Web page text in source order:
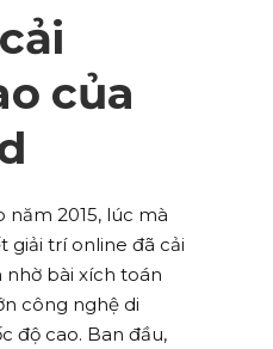
của
năm 2015, lúc mà
giải trí online đã cải
bài xích toán
công nghệ di
độ cao. Ban đầu,